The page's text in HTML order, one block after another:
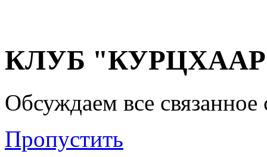
КЛУБ "КУРЦХААР"
Обсуждаем все
Пропустить